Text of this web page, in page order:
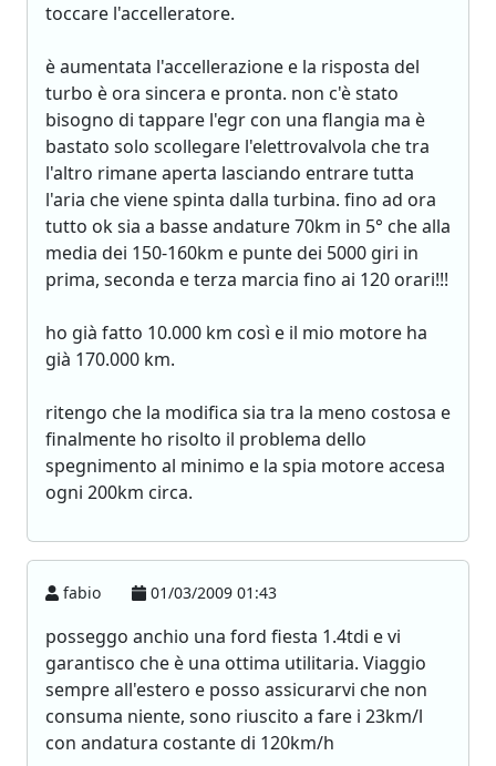
toccare l'accelleratore.
è aumentata l'accellerazione e la risposta del
turbo è ora sincera e pronta. non c'è stato
bisogno di tappare l'egr con una flangia ma è
bastato solo scollegare l'elettrovalvola che tra
l'altro rimane aperta lasciando entrare tutta
l'aria che viene spinta dalla turbina. fino ad ora
tutto ok sia a basse andature 70km in 5° che alla
media dei 150-160km e punte dei 5000 giri in
prima, seconda e terza marcia fino ai 120 orari!!!
ho già fatto 10.000 km così e il mio motore ha
già 170.000 km.
ritengo che la modifica sia tra la meno costosa e
finalmente ho risolto il problema dello
spegnimento al minimo e la spia motore accesa
ogni 200km circa.
fabio 01/03/2009 01:43
posseggo anchio una ford fiesta 1.4tdi e vi
garantisco che è una ottima utilitaria. Viaggio
sempre all'estero e posso assicurarvi che non
consuma niente, sono riuscito a fare i 23km/l
con andatura costante di 120km/h